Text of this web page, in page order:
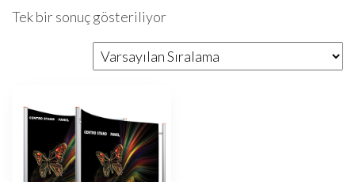
Tek bir sonuç gösteriliyor